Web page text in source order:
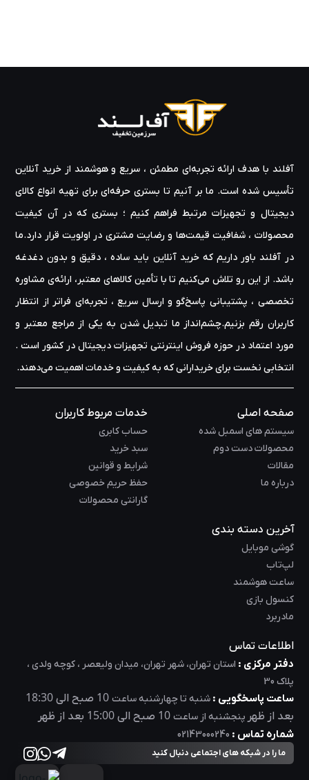
آفلند با هدف ارائه‌ تجربه‌ای مطمئن ، سریع و هوشمند از خرید آنلاین
تأسیس شده است. ما بر آنیم تا بستری حرفه‌ای برای تهیه‌ انواع کالای
دیجیتال و تجهیزات مرتبط فراهم کنیم ؛ بستری که در آن کیفیت
محصولات ، شفافیت قیمت‌ها و رضایت مشتری در اولویت قرار دارد.ما
در آفلند باور داریم که خرید آنلاین باید ساده ، دقیق و بدون دغدغه
باشد. از این رو تلاش می‌کنیم تا با تأمین کالاهای معتبر، ارائه‌ی مشاوره‌
تخصصی ، پشتیبانی پاسخ‌گو و ارسال سریع ، تجربه‌ای فراتر از انتظار
کاربران رقم بزنیم.چشم‌انداز ما تبدیل شدن به یکی از مراجع معتبر و
مورد اعتماد در حوزه‌ فروش اینترنتی تجهیزات دیجیتال در کشور است .
انتخابی نخست برای خریدارانی که به کیفیت و خدمات اهمیت می‌دهند.
صفحه اصلی
سیستم های اسمبل شده
محصولات دست دوم
مقالات
درباره ما
خدمات مربوط کاربران
حساب کابری
سبد خرید
شرایط و قوانین
حفظ حریم خصوصی
گارانتی محصولات
آخرین دسته بندی
گوشی موبایل
لپ‌تاب
ساعت هوشمند
کنسول بازی
مادربرد
اطلاعات تماس
دفتر مرکزی : استان تهران، شهر تهران، میدان ولیعصر ، کوچه ولدی ،
پلاک 30
ساعت پاسخگویی : شنبه تا چهارشنبه ساعت 10 صبح الی18:30
بعد از ظهر پنجشنبه از ساعت 10 صبح الی15:00 بعد از ظهر
شماره تماس : 02143000240
ما را در شبکه های اجتماعی دنبال کنید